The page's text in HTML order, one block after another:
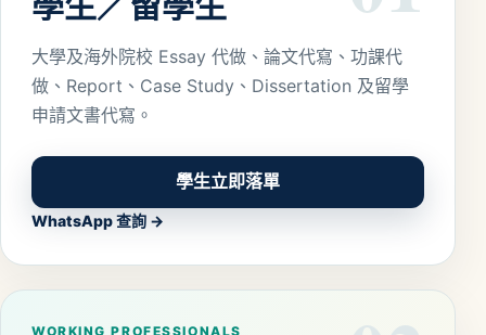
大學及海外院校 Essay 代做、論文代寫、功課代
做、Report、Case Study、Dissertation 及留學
申請文書代寫。
學生立即落單
WhatsApp 查詢 →
WORKING PROFESSIONALS